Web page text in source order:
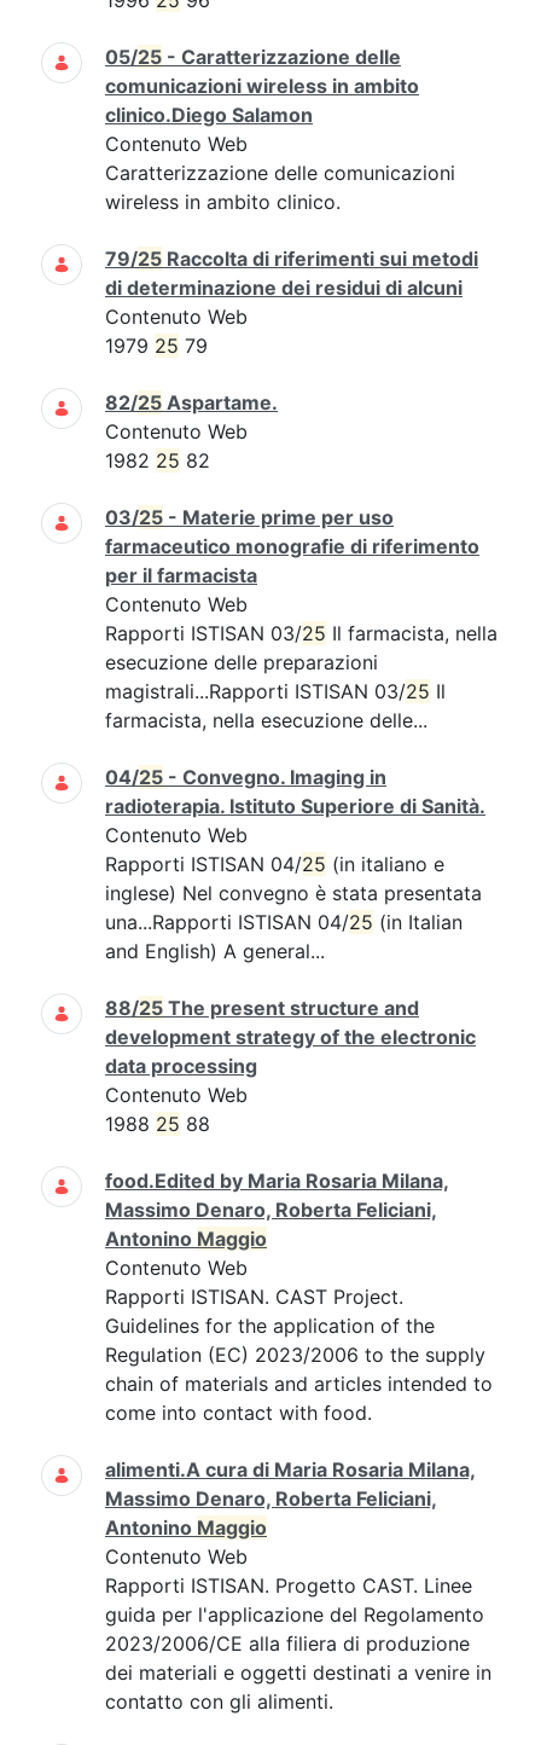
05/25 - Caratterizzazione delle
comunicazioni wireless in ambito
clinico.Diego Salamon
Contenuto Web
Caratterizzazione delle comunicazioni
wireless in ambito clinico.
79/25 Raccolta di riferimenti sui metodi
di determinazione dei residui di alcuni
Contenuto Web
1979 25 79
82/25 Aspartame.
Contenuto Web
1982 25 82
03/25 - Materie prime per uso
farmaceutico monografie di riferimento
per il farmacista
Contenuto Web
Rapporti ISTISAN 03/25 Il farmacista, nella
esecuzione delle preparazioni
magistrali...Rapporti ISTISAN 03/25 Il
farmacista, nella esecuzione delle...
04/25 - Convegno. Imaging in
radioterapia. Istituto Superiore di Sanità.
Contenuto Web
Rapporti ISTISAN 04/25 (in italiano e
inglese) Nel convegno è stata presentata
una...Rapporti ISTISAN 04/25 (in Italian
and English) A general...
88/25 The present structure and
development strategy of the electronic
data processing
Contenuto Web
1988 25 88
food.Edited by Maria Rosaria Milana,
Massimo Denaro, Roberta Feliciani,
Antonino Maggio
Contenuto Web
Rapporti ISTISAN. CAST Project.
Guidelines for the application of the
Regulation (EC) 2023/2006 to the supply
chain of materials and articles intended to
come into contact with food.
alimenti.A cura di Maria Rosaria Milana,
Massimo Denaro, Roberta Feliciani,
Antonino Maggio
Contenuto Web
Rapporti ISTISAN. Progetto CAST. Linee
guida per l'applicazione del Regolamento
2023/2006/CE alla filiera di produzione
dei materiali e oggetti destinati a venire in
contatto con gli alimenti.